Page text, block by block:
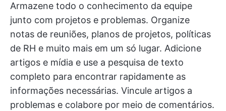
Armazene todo o conhecimento da equipe
junto com projetos e problemas. Organize
notas de reuniões, planos de projetos, políticas
de RH e muito mais em um só lugar. Adicione
artigos e mídia e use a pesquisa de texto
completo para encontrar rapidamente as
informações necessárias. Vincule artigos a
problemas e colabore por meio de comentários.